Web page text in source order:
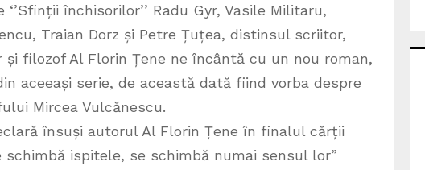
închisorilor’’ Radu Gyr, Vasile Militaru,
Traian Dorz și Petre Țuțea, distinsul scriitor,
filozof Al Florin Țene ne încântă cu un nou roman,
aceeași serie, de această dată fiind vorba despre
Mircea Vulcănescu.
însuși autorul Al Florin Țene în finalul cărții
schimbă ispitele, se schimbă numai sensul lor”